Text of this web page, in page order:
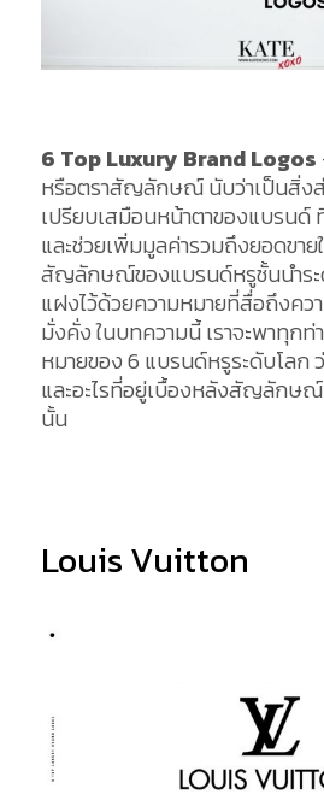
6 Top Luxury Brand Logos
หรือตราสัญลักษณ์ นับว่าเป็นสิ่ง
เปรียบเสมือนหน้าตาของแบรนด์
และช่วยเพิ่มมูลค่ารวมถึงยอดขา
สัญลักษณ์ของแบรนด์หรูชั้นนำระ
แฝงไว้ด้วยความหมายที่สื่อถึงคว
มั่งคั่ง ในบทความนี้ เราจะพาทุกท่
หมายของ 6 แบรนด์หรูระดับโลก
และอะไรที่อยู่เบื้องหลังสัญลักษณ์
นั้น
Louis Vuitton